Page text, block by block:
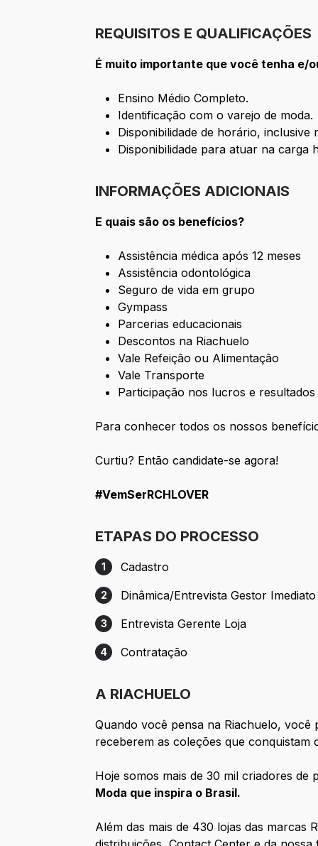
REQUISITOS E QUALIFICAÇÕES
É muito importante que você tenha e/
Ensino Médio Completo.
Identificação com o varejo de moda.
Disponibilidade de horário, inclusive
Disponibilidade para atuar na carga
INFORMAÇÕES ADICIONAIS
E quais são os benefícios?
Assistência médica após 12 meses
Assistência odontológica
Seguro de vida em grupo
Gympass
Parcerias educacionais
Descontos na Riachuelo
Vale Refeição ou Alimentação
Vale Transporte
Participação nos lucros e resultados
Para conhecer todos os nossos
Curtiu? Então candidate-se agora!
#VemSerRCHLOVER
ETAPAS DO PROCESSO
Etapa 1: Cadastro
1 Cadastro
Etapa 2: Dinâmica/Entrevista Gestor
2 Dinâmica/Entrevista Gestor Imediato
Etapa 3: Entrevista Gerente Loja
3 Entrevista Gerente Loja
Etapa 4: Contratação
4 Contratação
A RIACHUELO
Quando você pensa na Riachuelo,
receberem as coleções que conquistam
Hoje somos mais de 30 mil criadores
Moda que inspira o Brasil.
Além das mais de 430 lojas das marcas